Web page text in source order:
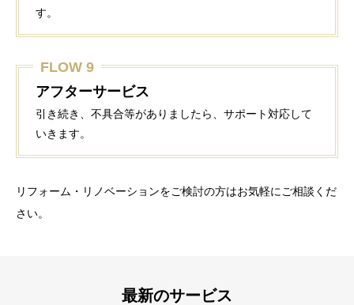
す。
FLOW 9
アフターサービス
引き続き、不具合等がありましたら、サポート対応して
いきます。
リフォーム・リノベーションをご検討の方はお気軽にご相談くだ
さい。
最新のサービス